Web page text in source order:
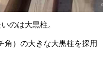
のは大黒柱。
角）の大きな大黒柱を採用